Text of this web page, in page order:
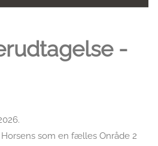
-
som en fælles Onråde 2